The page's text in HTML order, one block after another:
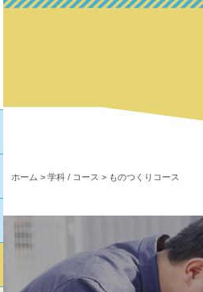
ホーム > 学科 / コース > ものつくりコース